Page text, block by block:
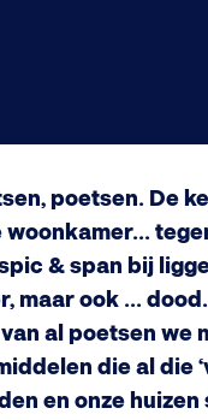
poetsen. De
woonkamer...
& span bij
maar ook ...
al poetsen we
die al die
en onze